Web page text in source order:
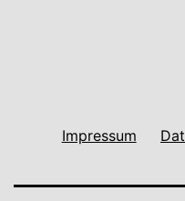
Impressum